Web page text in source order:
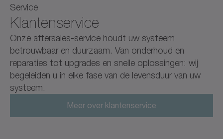
Service
Klantenservice
Onze aftersales-service houdt uw systeem
betrouwbaar en duurzaam. Van onderhoud en
reparaties tot upgrades en snelle oplossingen: wij
begeleiden u in elke fase van de levensduur van uw
systeem.
Meer over klantenservice